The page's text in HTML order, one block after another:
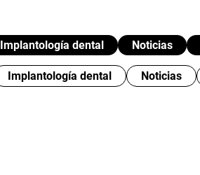
Implantología dental Noticias
Implantología dental Noticias